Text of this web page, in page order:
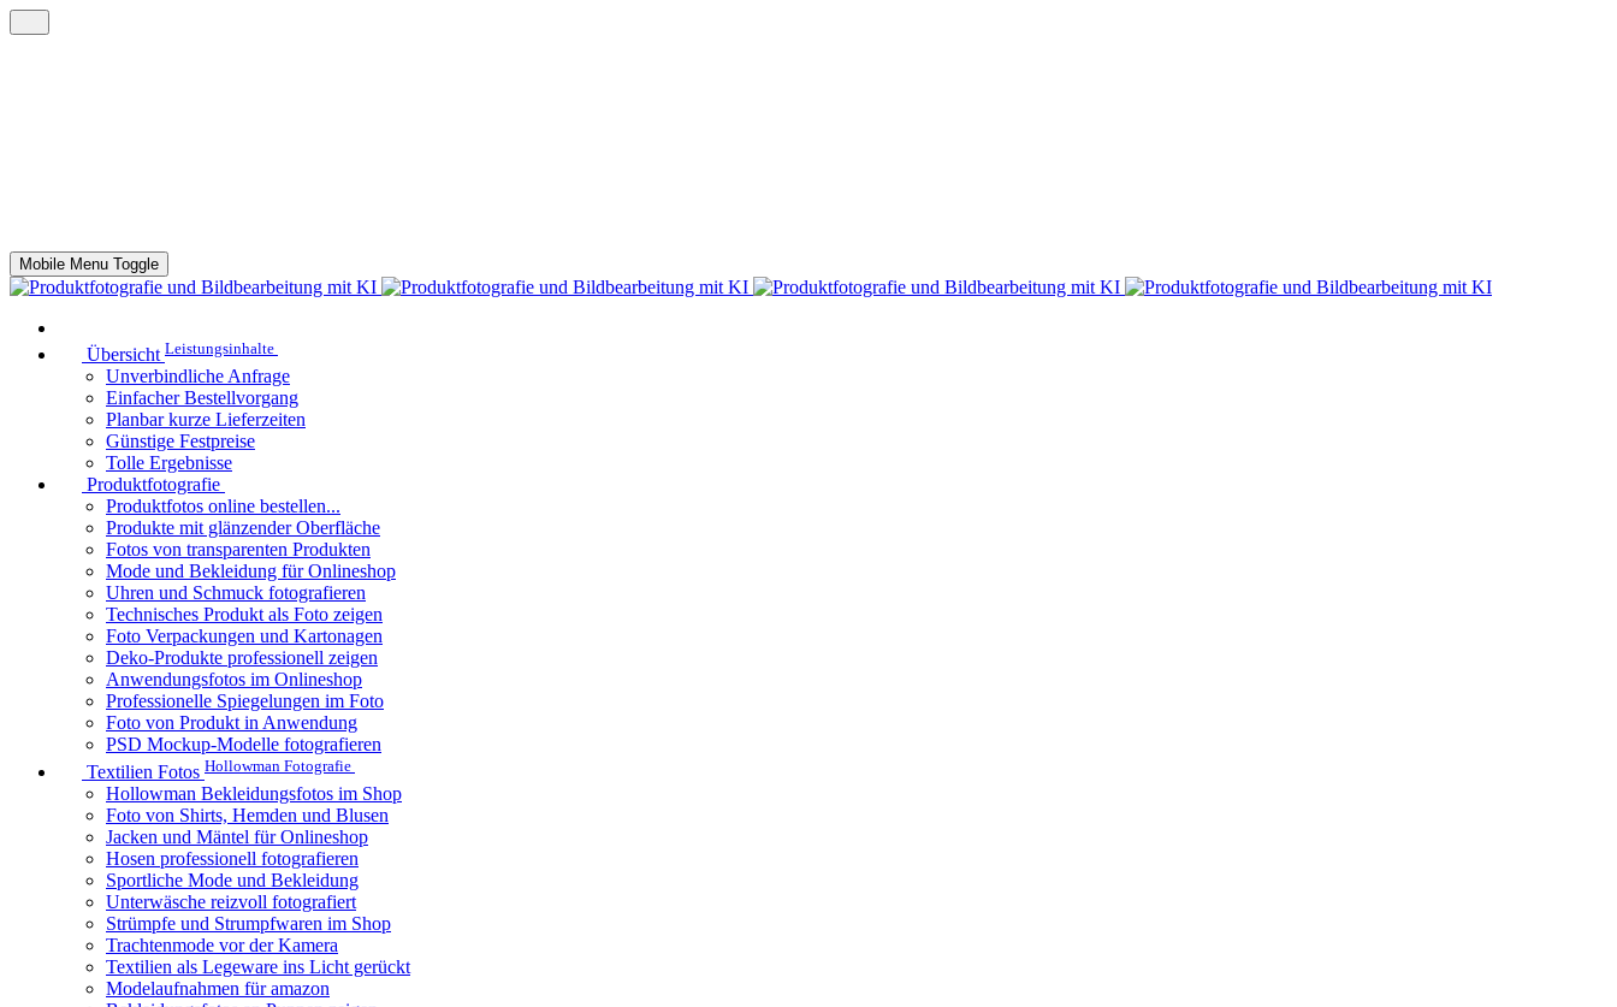
Mobile Menu Toggle
Übersicht Leistungsinhalte
Unverbindliche Anfrage
Einfacher Bestellvorgang
Planbar kurze Lieferzeiten
Günstige Festpreise
Tolle Ergebnisse
Produktfotografie
Produktfotos online bestellen...
Produkte mit glänzender Oberfläche
Fotos von transparenten Produkten
Mode und Bekleidung für Onlineshop
Uhren und Schmuck fotografieren
Technisches Produkt als Foto zeigen
Foto Verpackungen und Kartonagen
Deko-Produkte professionell zeigen
Anwendungsfotos im Onlineshop
Professionelle Spiegelungen im Foto
Foto von Produkt in Anwendung
PSD Mockup-Modelle fotografieren
Textilien Fotos Hollowman Fotografie
Hollowman Bekleidungsfotos im Shop
Foto von Shirts, Hemden und Blusen
Jacken und Mäntel für Onlineshop
Hosen professionell fotografieren
Sportliche Mode und Bekleidung
Unterwäsche reizvoll fotografiert
Strümpfe und Strumpfwaren im Shop
Trachtenmode vor der Kamera
Textilien als Legeware ins Licht gerückt
Modelaufnahmen für amazon